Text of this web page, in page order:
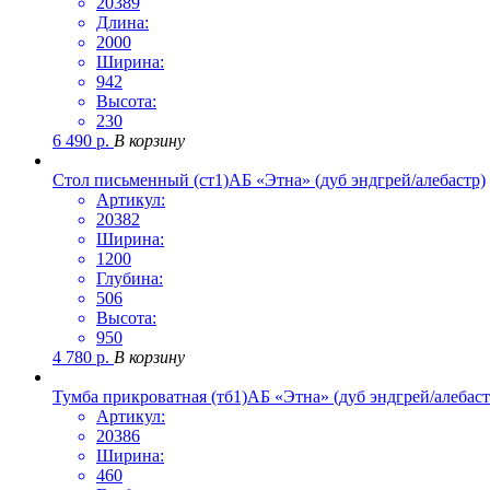
Длина:
2000
Ширина:
942
Высота:
230
6 490 р. В корзину
Стол письменный (ст1)АБ «Этна» (дуб эндгрей/алебастр)
Артикул:
20382
Ширина:
1200
Глубина:
506
Высота:
950
4 780 р. В корзину
Тумба прикроватная (тб1)АБ «Этна» (дуб эндгрей/
Артикул:
20386
Ширина:
460